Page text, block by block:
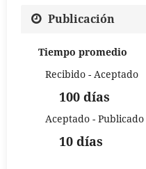
Publicación
Tiempo promedio
Recibido - Aceptado
100 días
Aceptado - Publicado
10 días